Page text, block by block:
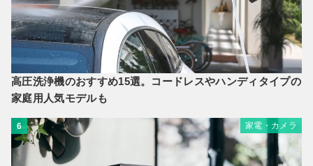
高圧洗浄機のおすすめ15選。コードレスやハンディタイプの
家庭用人気モデルも
6 家電・カメラ